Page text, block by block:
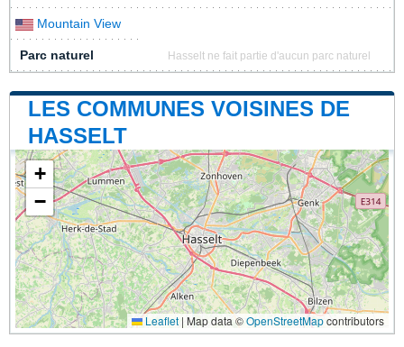
Mountain View
Parc naturel Hasselt ne fait partie d'aucun parc naturel
LES COMMUNES VOISINES DE
HASSELT
+
−
Leaflet | Map data ©OpenStreetMapcontributors